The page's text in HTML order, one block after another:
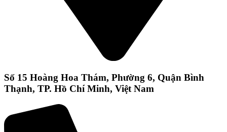
Số 15 Hoàng Hoa Thám, Phường 6, Quận Bình
Thạnh, TP. Hồ Chí Minh, Việt Nam